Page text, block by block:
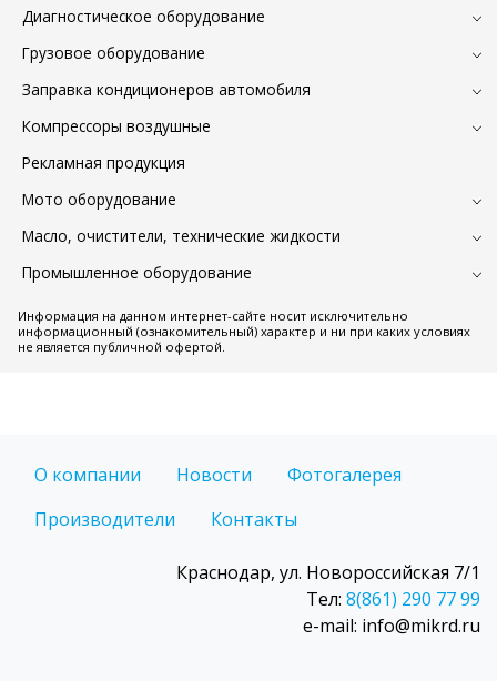
Диагностическое оборудование
Грузовое оборудование
Заправка кондиционеров автомобиля
Компрессоры воздушные
Рекламная продукция
Мото оборудование
Масло, очистители, технические жидкости
Промышленное оборудование
Информация на данном интернет-сайте носит исключительно
информационный (ознакомительный) характер и ни при каких условиях
не является публичной офертой.
О компании Новости
Фотогалерея
Производители
Контакты
Краснодар, ул. Новороссийская 7/1
Тел: 8(861) 290 77 99
e-mail: info@mikrd.ru